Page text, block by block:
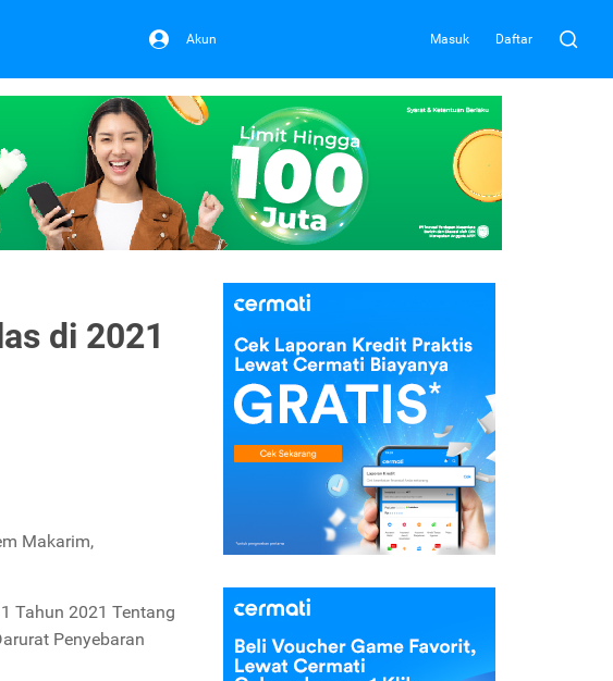
Akun Masuk Daftar
di 2021
Makarim,
Tahun 2021 Tentang
Penyebaran